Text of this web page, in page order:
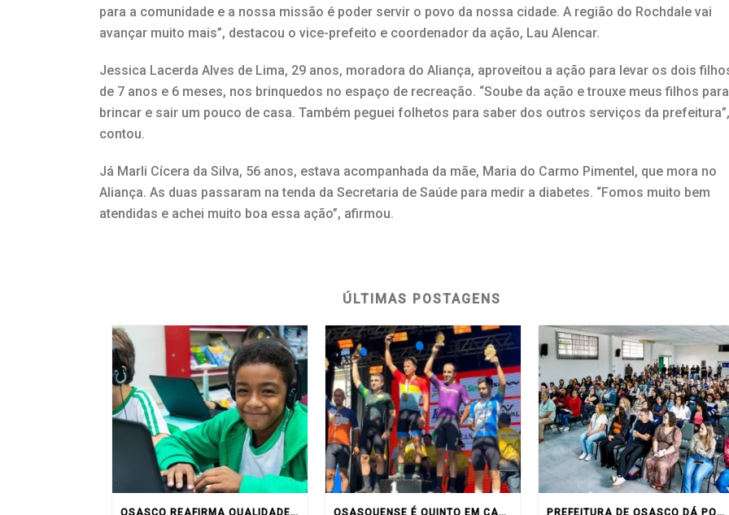
para a comunidade e a nossa missão é poder servir o povo da nossa cidade. A região do Rochdale vai
avançar muito mais”, destacou o vice-prefeito e coordenador da ação, Lau Alencar.
Jessica Lacerda Alves de Lima, 29 anos, moradora do Aliança, aproveitou a ação para levar os dois
de 7 anos e 6 meses, nos brinquedos no espaço de recreação. “Soube da ação e trouxe meus filhos para
brincar e sair um pouco de casa. Também peguei folhetos para saber dos outros serviços da prefeitura”,
contou.
Já Marli Cícera da Silva, 56 anos, estava acompanhada da mãe, Maria do Carmo Pimentel, que mora no
Aliança. As duas passaram na tenda da Secretaria de Saúde para medir a diabetes. “Fomos muito bem
atendidas e achei muito boa essa ação”, afirmou.
ÚLTIMAS POSTAGENS
OSASCO REAFIRMA QUALIDADE DA EDUCAÇÃO MUNICIPAL COM RESULTADOS DO IDEB OSASQUENSE É QUINTO EM CAMPEONATO DE MONTAIN BIKE NO INTERIOR DO ESTADO PREFEITURA DE OSASCO DÁ POSSE A 156 NOVOS SERVIDORES